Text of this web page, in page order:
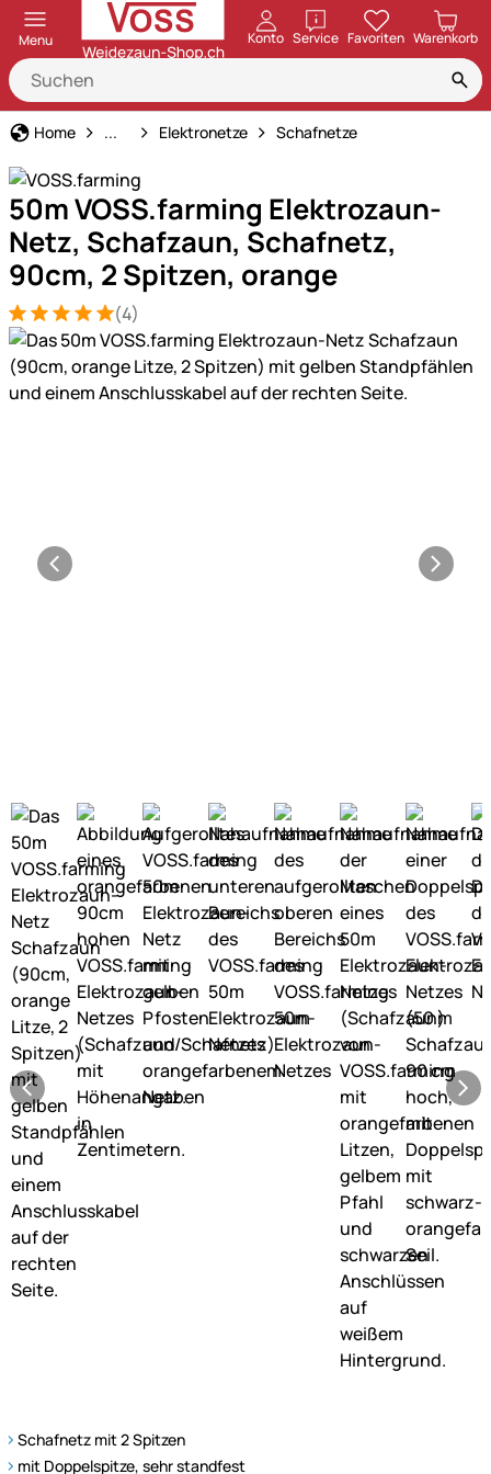
Menu Konto ServiceöffnenFavoriten Warenkorb
Home Weidezaun
... Elektronetze Schafnetze
50m VOSS.farming Elektrozaun-
Netz, Schafzaun, Schafnetz,
90cm, 2 Spitzen, orange
Bewertung: 5 von 5 (4 Bewertungen)
4 Bewertungen
(4)
Produktgalerie
Schafnetz mit 2 Spitzen
mit Doppelspitze, sehr standfest